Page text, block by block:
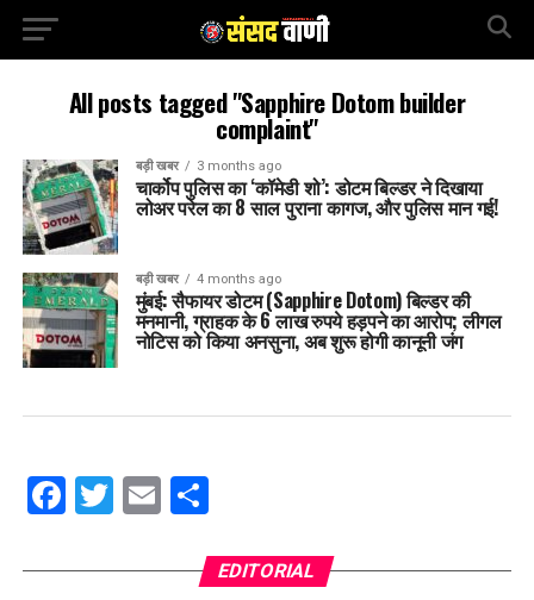
All posts tagged "Sapphire Dotom builder
complaint"
बड़ी खबर 3 months ago
चार्कोप पुलिस का ‘कॉमेडी शो’: डोटम बिल्डर ने दिखाया
लोअर परेल का 8 साल पुराना कागज, और पुलिस मान गई!
बड़ी खबर 4 months ago
मुंबई: सैफायर डोटम (Sapphire Dotom) बिल्डर की
मनमानी, ग्राहक के 6 लाख रुपये हड़पने का आरोप; लीगल
नोटिस को किया अनसुना, अब शुरू होगी कानूनी जंग
Facebook
Twitter
EmailShare
EDITORIAL